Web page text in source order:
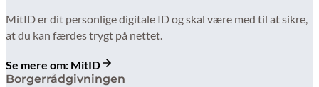
MitID er dit personlige digitale ID og skal være med til at sikre,
at du kan færdes trygt på nettet.
Se mere om: MitID
Borgerrådgivningen